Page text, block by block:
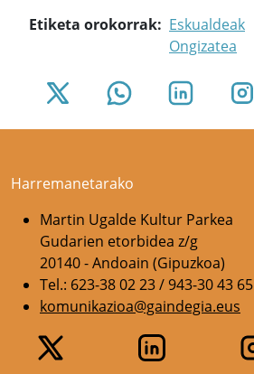
Etiketa orokorrak
Eskualdeak
Ongizatea
Harremanetarako
Martin Ugalde Kultur Parkea
Gudarien etorbidea z/g
20140 - Andoain (Gipuzkoa)
Tel.: 623-38 02 23 / 943-30 43 65
komunikazioa@gaindegia.eus